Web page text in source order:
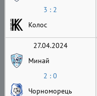
3 : 2
Колос
27.04.2024
Минай
2 : 0
Чорноморець